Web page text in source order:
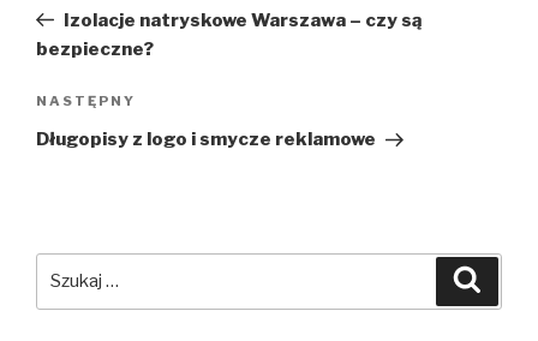
wpisIzolacje natryskowe Warszawa – czy są
bezpieczne?
Następny
wpis
NASTĘPNY
Długopisy z logo i smycze reklamowe